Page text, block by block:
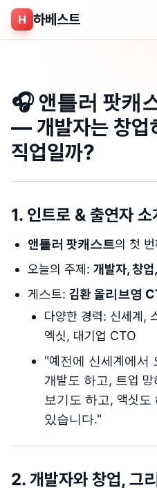
H 하베스트
🎧 앤틀러 팟캐
— 개발자는 창업
직업일까?
1. 인트로 & 출연자 소
앤틀러 팟캐스트의 첫
오늘의 주제: 개발자, 창업
게스트: 김환 올리브영
다양한 경력: 신세계,
엑싯, 대기업 CTO
"예전에 신세계에서
개발도 하고, 트업
보기도 하고, 액싯
있습니다."
2. 개발자와 창업, 그